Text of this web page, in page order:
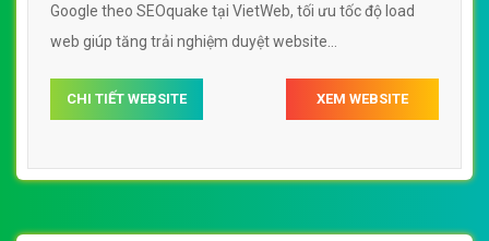
Google theo SEOquake tại VietWeb, tối ưu tốc độ load
web giúp tăng trải nghiệm duyệt website
CHI TIẾT WEBSITE XEM WEBSITE